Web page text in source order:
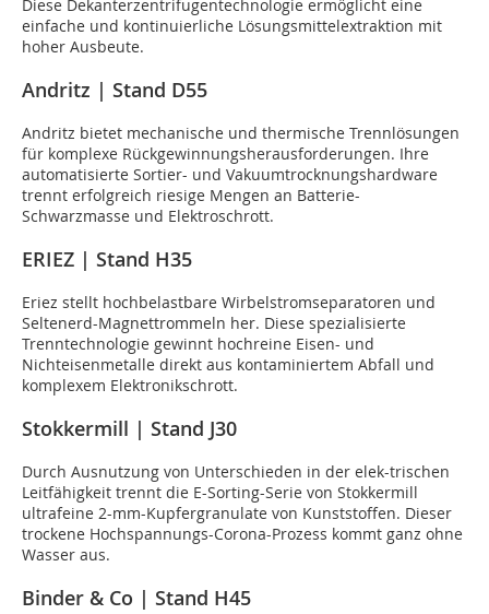
Diese Dekanterzentrifugentechnologie ermöglicht eine
einfache und kontinuierliche Lösungsmittelextraktion mit
hoher Ausbeute.
Andritz | Stand D55
Andritz bietet mechanische und thermische Trennlösungen
für komplexe Rückgewinnungsherausforderungen. Ihre
automatisierte Sortier- und Vakuumtrocknungshardware
trennt erfolgreich riesige Mengen an Batterie-
Schwarzmasse und Elektroschrott.
ERIEZ | Stand H35
Eriez stellt hochbelastbare Wirbelstromseparatoren und
Seltenerd-Magnettrommeln her. Diese spezialisierte
Trenntechnologie gewinnt hochreine Eisen- und
Nichteisenmetalle direkt aus kontaminiertem Abfall und
komplexem Elektronikschrott.
Stokkermill | Stand J30
Durch Ausnutzung von Unterschieden in der elek-trischen
Leitfähigkeit trennt die E-Sorting-Serie von Stokkermill
ultrafeine 2-mm-Kupfergranulate von Kunststoffen. Dieser
trockene Hochspannungs-Corona-Prozess kommt ganz ohne
Wasser aus.
Binder & Co | Stand H45